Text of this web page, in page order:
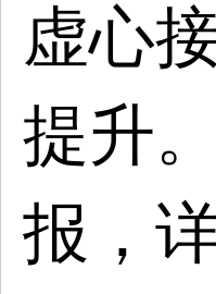
虚心
提升
报，